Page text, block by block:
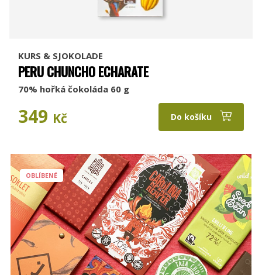
KURS & SJOKOLADE
PERU CHUNCHO ECHARATE
70% hořká čokoláda 60 g
349 Kč Do košíku
OBLÍBENÉ